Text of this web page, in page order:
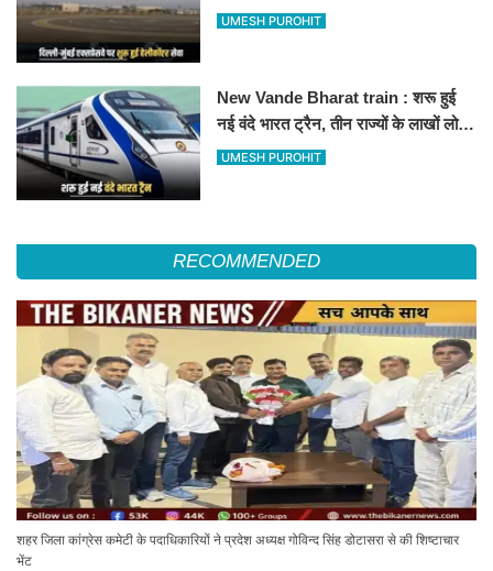
हेलीकॉप्टर सर्विस से तुरंत घायल पहुंचेगा
UMESH PUROHIT
New Vande Bharat train : शरू हुई
नई वंदे भारत ट्रैन, तीन राज्यों के लाखों लोगों
का सफर होगा आसान, देखें पूरा रूटमैप
UMESH PUROHIT
RECOMMENDED
शहर जिला कांग्रेस कमेटी के पदाधिकारियों ने प्रदेश अध्यक्ष गोविन्द सिंह डोटासरा से की शिष्टाचार
भेंट